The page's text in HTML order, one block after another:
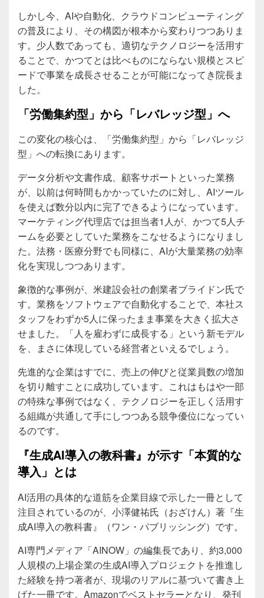
しかし今、AIや自動化、クラウドコンピューティング
の普及により、その構図が根本から変わりつつありま
す。少人数であっても、適切なテクノロジーを活用す
ることで、かつてとは比べものにならない規模とスピ
ードで事業を成長させることが可能になってき院長ま
した。
「労働集約型」から「レバレッジ型」へ
この変化の核心は、「労働集約型」から「レバレッジ
型」への転換にあります。
データ分析や文書作成、顧客サポートといった業務
が、以前は何時間もかかっていたのに対し、AIツール
を使えば数分以内に完了できるようになっています。
マーケティング代理店では担当者1人が、かつて5人チ
ームを必要としていた業務をこなせるようになりまし
た。法務・医療分野でも同様に、AIが大量業務の効率
化を実現しつつあります。
象徴的な事例が、米建設会社の創業者ブライドン氏で
す。業務をソフトウェアで自動化することで、本社ス
タッフをわずか5人に保ったまま事業を大きく拡大さ
せました。「人を雇わずに成長する」という新モデル
を、まさに体現している経営者といえるでしょう。
先進的な企業はすでに、売上の伸びと従業員数の増加
を切り離すことに成功しています。これはもはや一部
の特殊な事例ではなく、テクノロジーを正しく活用す
る組織が共通して手にしつつある競争優位になってい
るのです。
『生成AI導入の教科書』が示す「本質的な
導入」とは
AI活用の具体的な道筋を企業目線で示した一冊として
注目されているのが、小澤健祐氏（おざけん）著『生
成AI導入の教科書』（ワン・パブリッシング）です。
AI専門メディア「AINOW」の編集長であり、約3,000
人規模の上場企業の生成AI導入プロジェクトを推進し
た経験を持つ著者が、現場のリアルに基づいて書き上
げた一冊です。Amazonでベストセラーとなり、発刊